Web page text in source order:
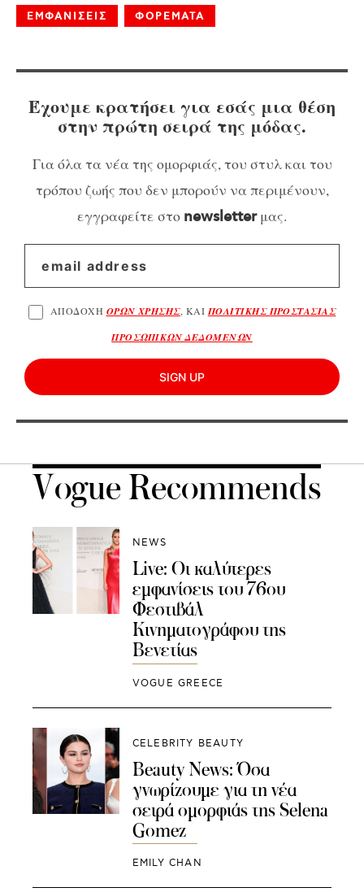
ΕΜΦΑΝΙΣΕΙΣ ΦΟΡΕΜΑΤΑ
Έχουμε κρατήσει για εσάς μια θέση
στην πρώτη σειρά της μόδας.
Για όλα τα νέα της ομορφιάς, του στυλ και του
τρόπου ζωής που δεν μπορούν να περιμένουν,
εγγραφείτε στο newsletterμας.
ΑΠΟΔΟΧΗ ΟΡΩΝ ΧΡΗΣΗΣ, ΚΑΙ ΠΟΛΙΤΙΚΗΣ ΠΡΟΣΤΑΣΙΑΣ
ΠΡΟΣΩΠΙΚΩΝ ΔΕΔΟΜΕΝΩΝ
SIGN UP
Vogue Recommends
NEWS
Live: Oι καλύτερες
εμφανίσεις του 76oυ
Φεστιβάλ
Κινηματογράφου της
Βενετίας
VOGUE GREECE
CELEBRITY BEAUTY
Βeauty News: Όσα
γνωρίζουμε για τη νέα
σειρά ομορφιάς της Selena
Gomez
EMILY CHAN